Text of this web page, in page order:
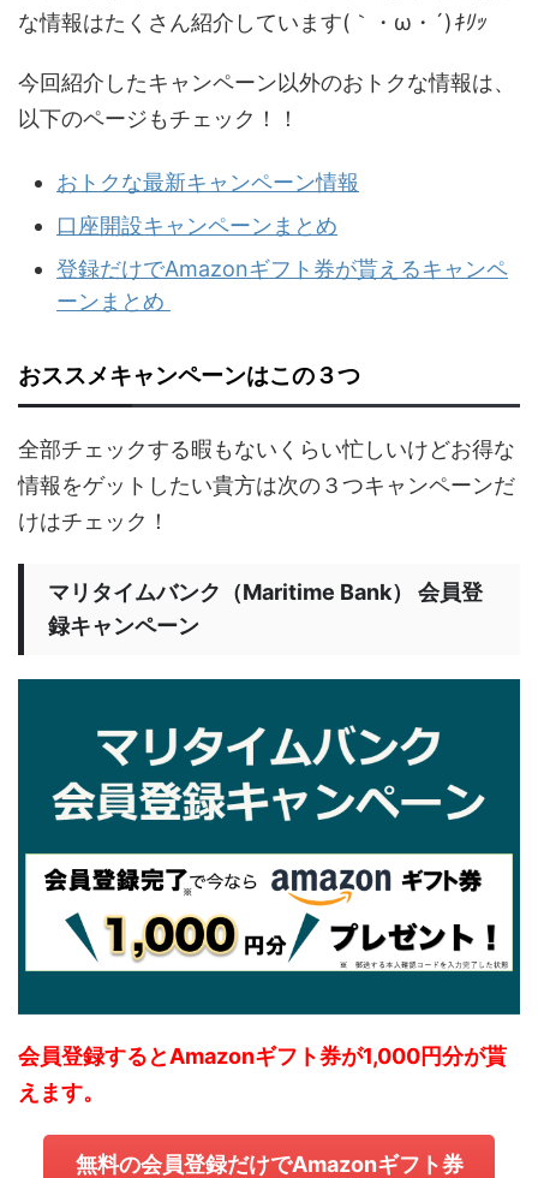
な情報はたくさん紹介しています(｀・ω・´)ｷﾘｯ
今回紹介したキャンペーン以外のおトクな情報は、
以下のページもチェック！！
おトクな最新キャンペーン情報
口座開設キャンペーンまとめ
登録だけでAmazonギフト券が貰えるキャンペ
ーンまとめ
おススメキャンペーンはこの３つ
全部チェックする暇もないくらい忙しいけどお得な
情報をゲットしたい貴方は次の３つキャンペーンだ
けはチェック！
マリタイムバンク（Maritime Bank） 会員登
録キャンペーン
会員登録するとAmazonギフト券が1,000円分が貰
えます。
無料の会員登録だけでAmazonギフト券